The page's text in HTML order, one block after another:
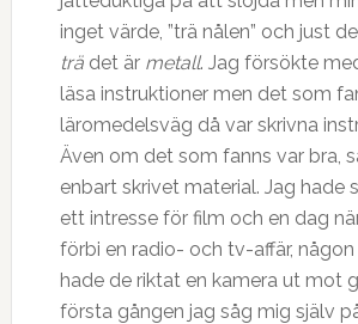
inget värde, ”trä nålen” och just
trädet är metall. Jag försökte
läsa instruktioner men det som
läromedelsväg då var skrivna
Även om det som fanns var bra,
enbart skrivet material. Jag hade
ett intresse för film och en dag
förbi en radio- och tv-affär, någon
hade de riktat en kamera ut mot
första gången jag såg mig själv